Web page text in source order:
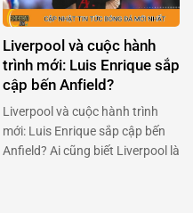
khi không thể kích hoạt điều …
Liverpool và cuộc hành
trình mới: Luis Enrique sắp
cập bến Anfield?
Liverpool và cuộc hành trình
mới: Luis Enrique sắp cập bến
Anfield? Ai cũng biết Liverpool là